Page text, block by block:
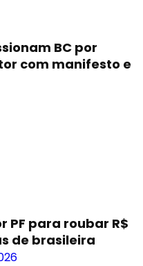
BC por
com manifesto e
PF para roubar R$
de brasileira